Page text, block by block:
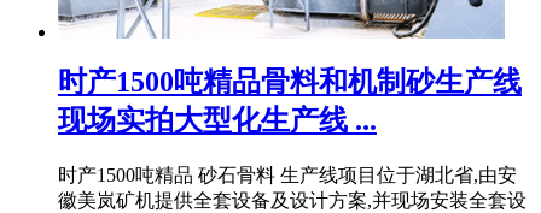
时产1500吨精品骨料和机制砂生产线
现场实拍大型化生产线 ...
时产1500吨精品 砂石骨料 生产线项目位于湖北省,由安
徽美岚矿机提供全套设备及设计方案,并现场安装全套设